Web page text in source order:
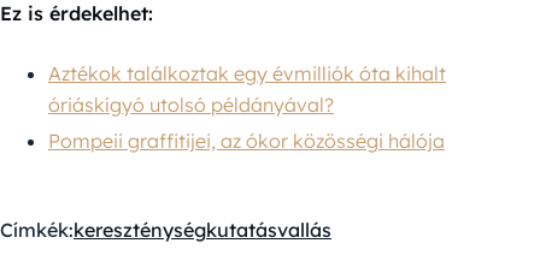
Ez is érdekelhet:
Aztékok találkoztak egy évmilliók óta kihalt
óriáskígyó utolsó példányával?
Pompeii graffitijei, az ókor közösségi hálója
Címkék:kereszténységkutatásvallás